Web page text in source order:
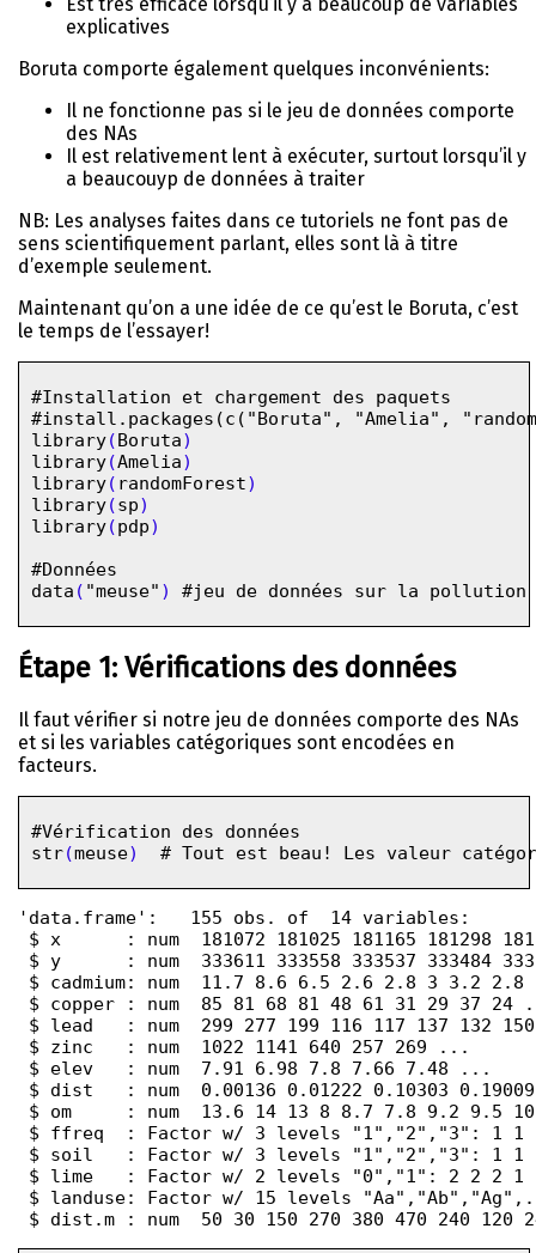
Est très efficace lorsqu’il y a beaucoup de variables
explicatives
Boruta comporte également quelques inconvénients:
Il ne fonctionne pas si le jeu de données comporte
des NAs
Il est relativement lent à exécuter, surtout lorsqu’il y
a beaucouyp de données à traiter
NB: Les analyses faites dans ce tutoriels ne font pas de
sens scientifiquement parlant, elles sont là à titre
d’exemple seulement.
Maintenant qu’on a une idée de ce qu’est le Boruta, c’est
le temps de l’essayer!
#Installation et chargement des paquets
#install.packages(c("Boruta", "Amelia",
library( Boruta)
library(Amelia)
library( randomForest)
library(sp)
library(pdp)
#Données
data ( "meuse" ) #jeu de données sur la pollution
Étape 1: Vérifications des données
Il faut vérifier si notre jeu de données comporte des NAs
et si les variables catégoriques sont encodées en
facteurs.
#Vérification des données
str(meuse) # Tout est beau! Les valeur
'data.frame':	155 obs. of  14 variables:
$ x      : num  181072 181025 181165 181298
$ y      : num  333611 333558 333537 333484
$ cadmium: num  11.7 8.6 6.5 2.6 2.8 3 3.2
$ copper : num  85 81 68 81 48 61 31 29 37 24
$ lead   : num  299 277 199 116 117 137 132
$ zinc   : num  1022 1141 640 257 269 ...
$ elev   : num  7.91 6.98 7.8 7.66 7.48 ...
$ dist   : num  0.00136 0.01222 0.10303
$ om     : num  13.6 14 13 8 8.7 7.8 9.2 9.5
$ ffreq  : Factor w/ 3 levels "1","2","3": 1 1
$ soil   : Factor w/ 3 levels "1","2","3": 1 1
$ lime   : Factor w/ 2 levels "0","1": 2 2 2
$ landuse: Factor w/ 15 levels